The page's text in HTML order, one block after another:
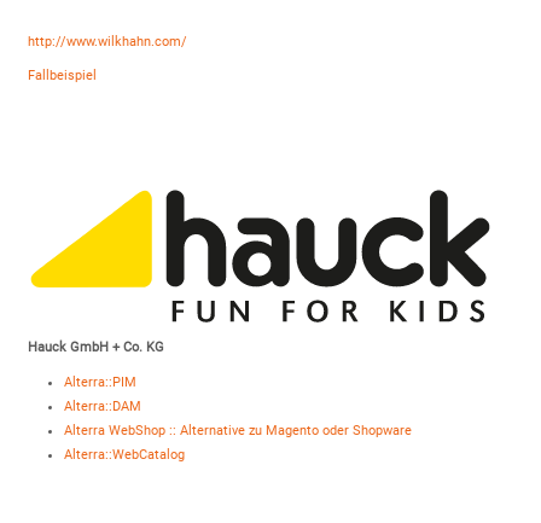
http://www.wilkhahn.com/
Fallbeispiel
Hauck GmbH + Co. KG
Alterra::PIM
Alterra::DAM
Alterra WebShop :: Alternative zu Magento oder Shopware
Alterra::WebCatalog